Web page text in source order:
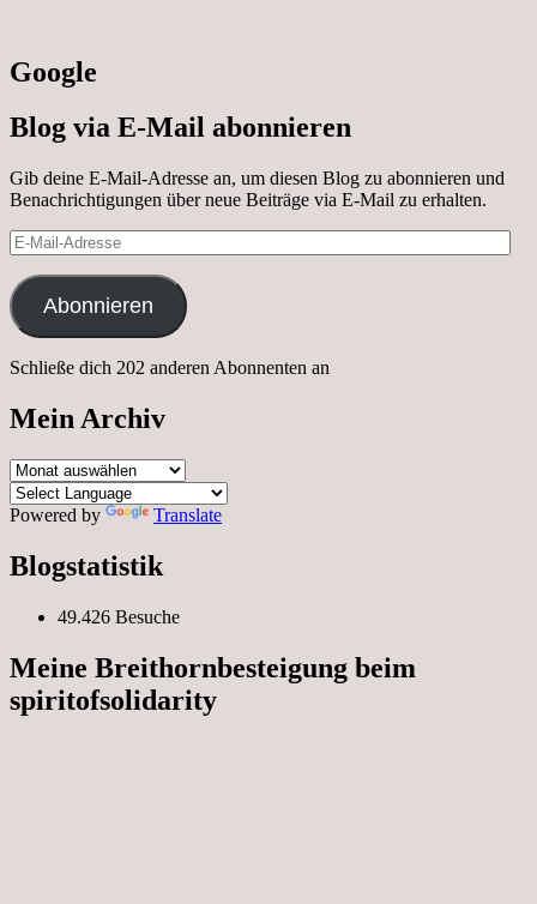
Google
Blog via E-Mail abonnieren
Gib deine E-Mail-Adresse an, um diesen Blog zu abonnieren und
Benachrichtigungen über neue Beiträge via E-Mail zu erhalten.
E-
Mail-
Adresse
Abonnieren
Schließe dich 202 anderen Abonnenten an
Mein Archiv
Mein
Archiv
Powered by
Translate
Blogstatistik
49.426 Besuche
Meine Breithornbesteigung beim
spiritofsolidarity